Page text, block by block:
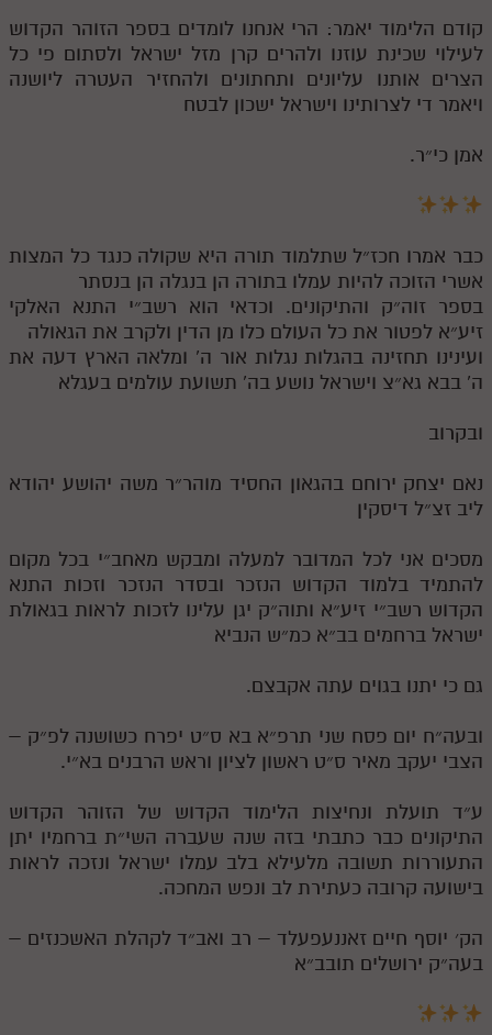
קודם הלימוד יאמר: הרי אנחנו לומדים בספר הזוהר הקדוש
לעילוי שכינת עוזנו ולהרים קרן מזל ישראל ולסתום פי כל
הצרים אותנו עליונים ותחתונים ולהחזיר העטרה ליושנה
ויאמר די לצרותינו וישראל ישכון לבטח
אמן כי״ר.
כבר אמרו חכז״ל שתלמוד תורה היא שקולה כנגד כל המצות
אשרי הזוכה להיות עמלו בתורה הן בנגלה הן בנסתר
בספר זוה״ק והתיקונים. וכדאי הוא רשב״י התנא האלקי
זיע״א לפטור את כל העולם כלו מן הדין ולקרב את הגאולה
ועינינו תחזינה בהגלות נגלות אור ה' ומלאה הארץ דעה את
ה' בבא גא״צ וישראל נושע בה' תשועת עולמים בעגלא
ובקרוב
נאם יצחק ירוחם בהגאון החסיד מוהר״ר משה יהושע יהודא
ליב זצ״ל דיסקין
מסכים אני לכל המדובר למעלה ומבקש מאחב״י בכל מקום
להתמיד בלמוד הקדוש הנזכר ובסדר הנזכר וזכות התנא
הקדוש רשב״י זיע״א ותוה״ק יגן עלינו לזכות לראות בגאולת
ישראל ברחמים בב״א כמ״ש הנביא
גם כי יתנו בגוים עתה אקבצם.
ובעה״ח יום פסח שני תרפ״א בא ס״ט יפרח כשושנה לפ״ק –
הצבי יעקב מאיר ס״ט ראשון לציון וראש הרבנים בא״י.
ע״ד תועלת ונחיצות הלימוד הקדוש של הזוהר הקדוש
התיקונים כבר כתבתי בזה שנה שעברה השי״ת ברחמיו יתן
התעוררות תשובה מלעילא בלב עמלו ישראל ונזכה לראות
בישועה קרובה כעתירת לב ונפש המחכה.
הק׳ יוסף חיים זאננעפעלד – רב ואב״ד לקהלת האשכנזים –
בעה״ק ירושלים תובב״א